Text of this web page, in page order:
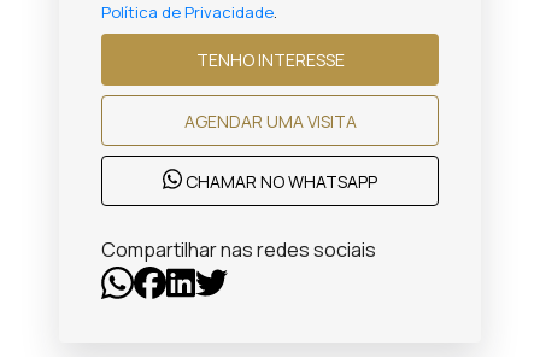
Política de Privacidade.
TENHO INTERESSE
AGENDAR UMA VISITA
CHAMAR NO WHATSAPP
Compartilhar nas redes sociais